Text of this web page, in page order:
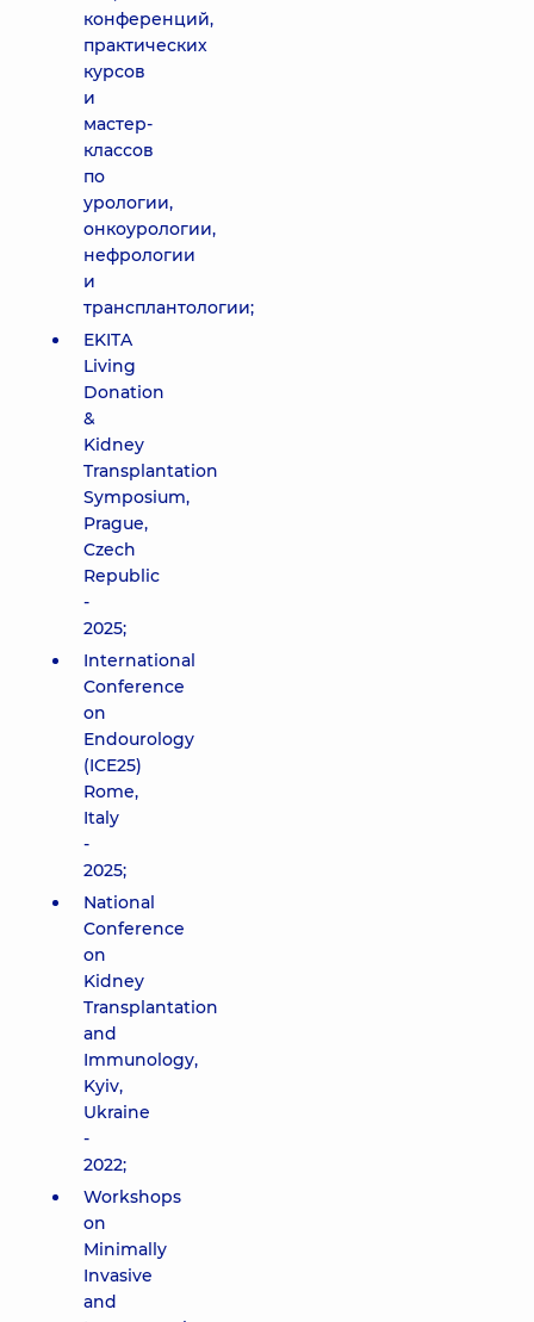
конференций,
практических
курсов
и
мастер-
классов
по
урологии,
онкоурологии,
нефрологии
и
трансплантологии;
EKITA
Living
Donation
&
Kidney
Transplantation
Symposium,
Prague,
Czech
Republic
-
2025;
International
Conference
on
Endourology
(ICE25)
Rome,
Italy
-
2025;
National
Conference
on
Kidney
Transplantation
and
Immunology,
Kyiv,
Ukraine
-
2022;
Workshops
on
Minimally
Invasive
and